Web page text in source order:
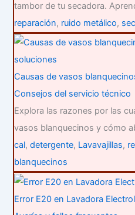
tambor de tu secadora.
reparación, ruido metálico,
Causas de vasos
Consejos del servicio técnico
Explora las razones por las
vasos blanquecinos y cómo
cal,detergente, Lavavajillas,
blanquecinos
Error E20 en Lavadora